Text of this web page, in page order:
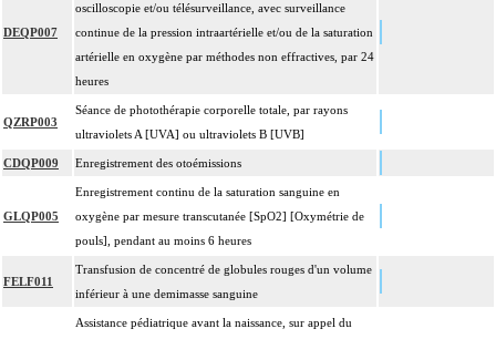
DEQP007
oscilloscopie et/ou télésurveillance, avec surveillance
continue de la pression intraartérielle et/ou de la saturation
artérielle en oxygène par méthodes non effractives, par 24
heures
QZRP003
Séance de photothérapie corporelle totale, par rayons
ultraviolets A [UVA] ou ultraviolets B [UVB]
CDQP009 Enregistrement des otoémissions
GLQP005
Enregistrement continu de la saturation sanguine en
oxygène par mesure transcutanée [SpO2] [Oxymétrie de
pouls], pendant au moins 6 heures
FELF011
Transfusion de concentré de globules rouges d'un volume
inférieur à une demimasse sanguine
Assistance pédiatrique avant la naissance, sur appel du